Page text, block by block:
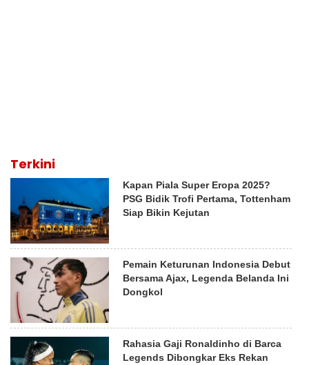
Terkini
Kapan Piala Super Eropa 2025?
PSG Bidik Trofi Pertama, Tottenham
Siap Bikin Kejutan
Pemain Keturunan Indonesia Debut
Bersama Ajax, Legenda Belanda Ini
Dongkol
Rahasia Gaji Ronaldinho di Barca
Legends Dibongkar Eks Rekan